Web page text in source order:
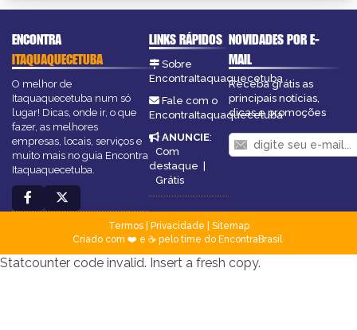
ENCONTRA
ITAQUAQUECETUBA
O melhor de
Itaquaquecetuba num só
lugar! Dicas, onde ir, o que
fazer, as melhores
empresas, locais, serviços e
muito mais no guia Encontra
Itaquaquecetuba.
LINKS RÁPIDOS
Sobre
EncontraItaquaquecetuba
Fale com o
EncontraItaquaquecetuba
ANUNCIE:
Com
destaque |
Grátis
NOVIDADES POR E-
MAIL
Receba grátis as
principais notícias,
dicas e promoções
Termos| Privacidade
Sitemap
Criado com ❤️ e ☕ pelo time do EncontraBrasil
Statcounter code invalid. Insert a fresh copy.